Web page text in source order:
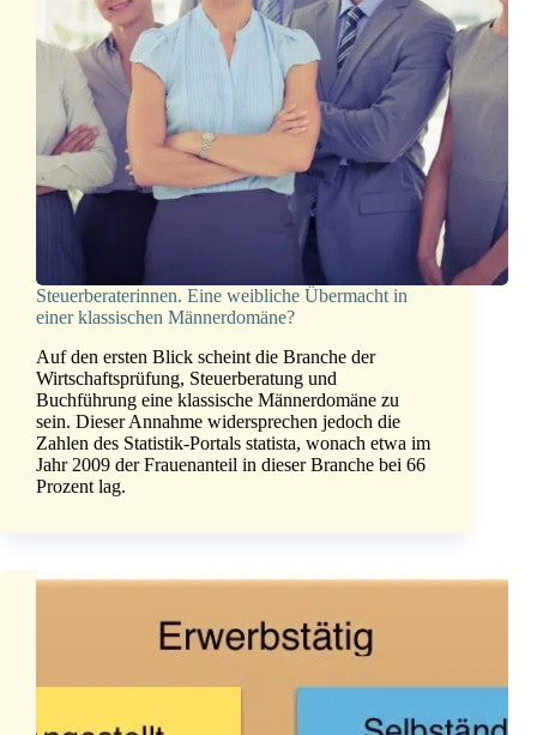
Steuerberaterinnen. Eine weibliche Übermacht in
einer klassischen Männerdomäne?
Auf den ersten Blick scheint die Branche der
Wirtschaftsprüfung, Steuerberatung und
Buchführung eine klassische Männerdomäne zu
sein. Dieser Annahme widersprechen jedoch die
Zahlen des Statistik-Portals statista, wonach etwa im
Jahr 2009 der Frauenanteil in dieser Branche bei 66
Prozent lag.